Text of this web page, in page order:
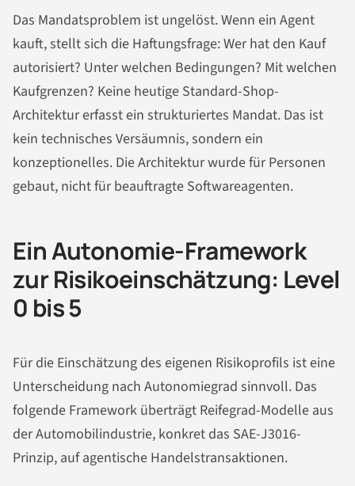
Das Mandatsproblem ist ungelöst. Wenn ein Agent
kauft, stellt sich die Haftungsfrage: Wer hat den Kauf
autorisiert? Unter welchen Bedingungen? Mit welchen
Kaufgrenzen? Keine heutige Standard-Shop-
Architektur erfasst ein strukturiertes Mandat. Das ist
kein technisches Versäumnis, sondern ein
konzeptionelles. Die Architektur wurde für Personen
gebaut, nicht für beauftragte Softwareagenten.
Ein Autonomie-Framework
zur Risikoeinschätzung: Level
0 bis 5
Für die Einschätzung des eigenen Risikoprofils ist eine
Unterscheidung nach Autonomiegrad sinnvoll. Das
folgende Framework überträgt Reifegrad-Modelle aus
der Automobilindustrie, konkret das SAE-J3016-
Prinzip, auf agentische Handelstransaktionen.